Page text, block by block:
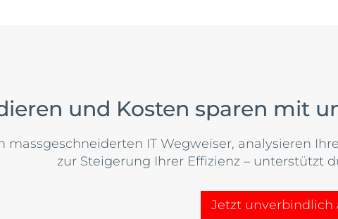
und Kosten sparen mit
massgeschneiderten IT Wegweiser, analysieren
zur Steigerung Ihrer Effizienz – unterstützt
Jetzt unverbindlich